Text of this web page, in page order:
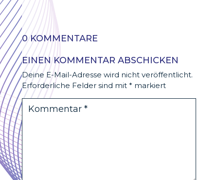
0 KOMMENTARE
EINEN KOMMENTAR ABSCHICKEN
Deine E-Mail-Adresse wird nicht veröffentlicht.
Erforderliche Felder sind mit * markiert